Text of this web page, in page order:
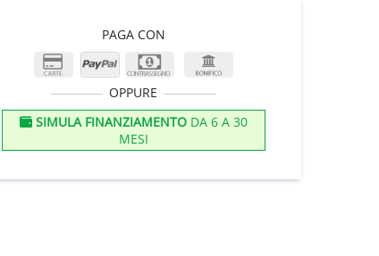
PAGA CON
OPPURE
SIMULA FINANZIAMENTODA 6 A 30
MESI